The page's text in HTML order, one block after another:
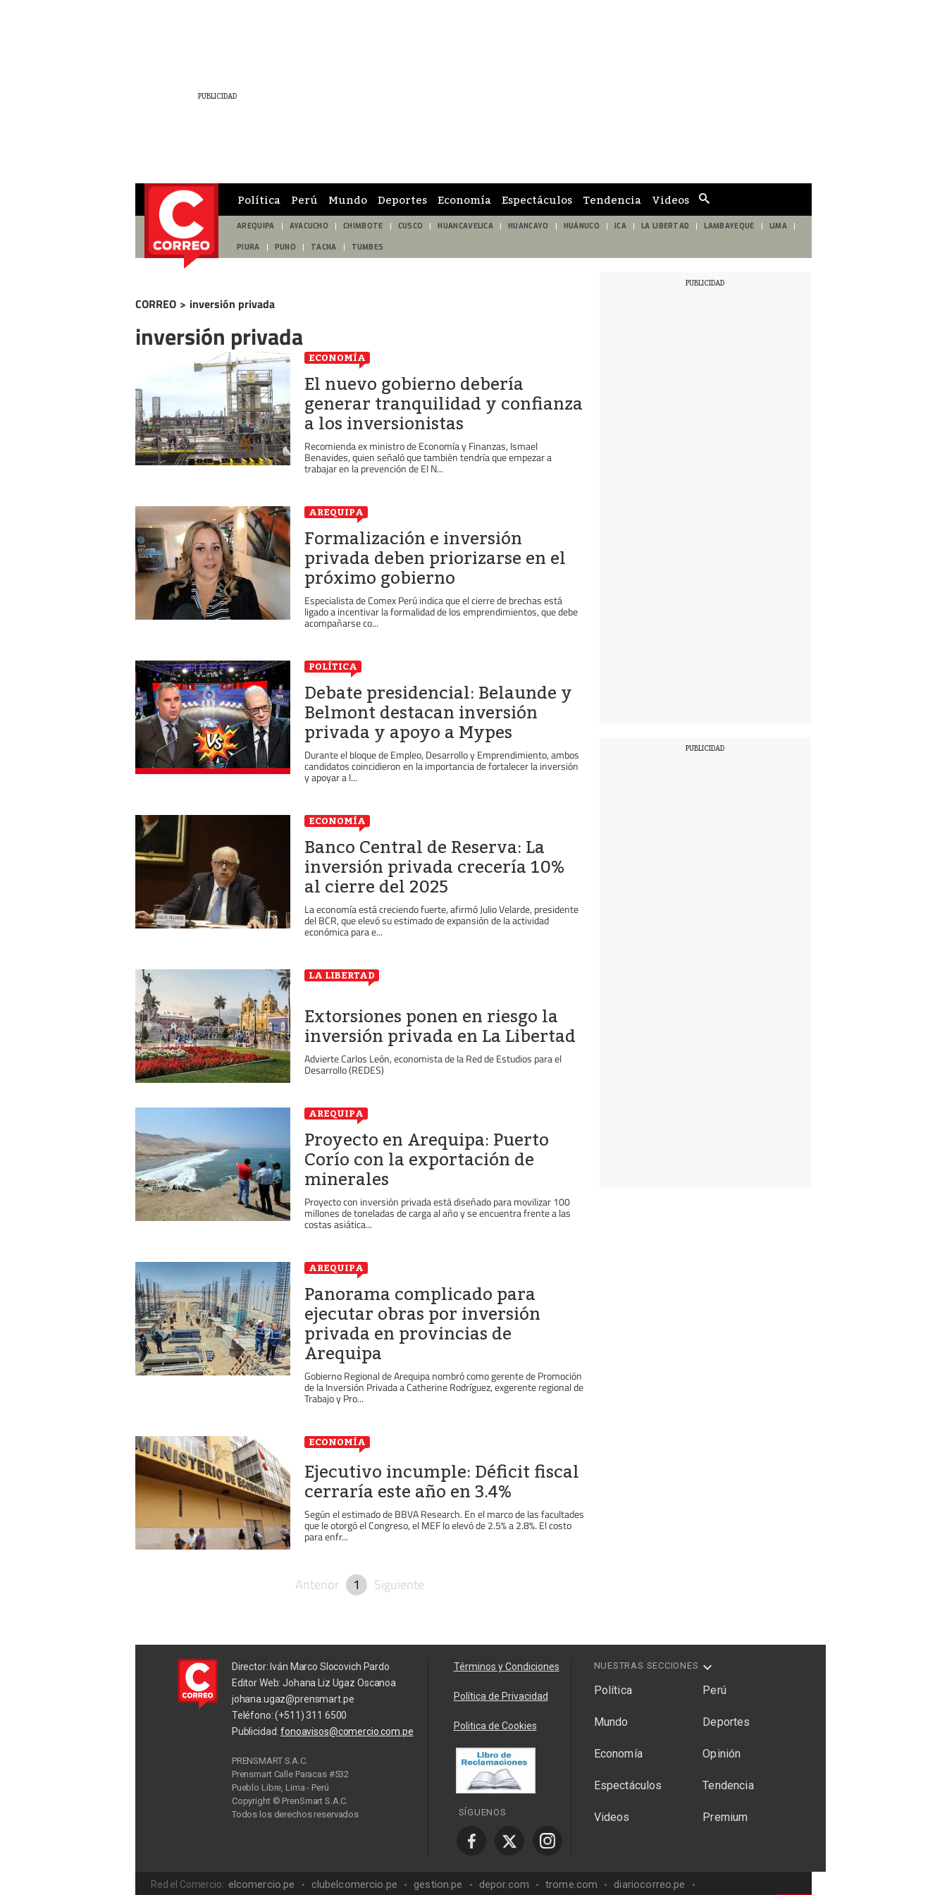
de
búsqueda
Política Perú Mundo Deportes Economía Espectáculos Tendencia Videos
AREQUIPA AYACUCHO CHIMBOTE CUSCO HUANCAVELICA HUANCAYO HUÁNUCO ICA LA LIBERTAD LAMBAYEQUE LIMA
PIURA PUNO TACNA TUMBES
CORREO > inversión privada
inversión privada
ECONOMÍA
El nuevo gobierno debería
generar tranquilidad y confianza
a los inversionistas
Recomienda ex ministro de Economía y Finanzas, Ismael
Benavides, quien señaló que también tendría que empezar a
trabajar en la prevención de El N...
AREQUIPA
Formalización e inversión
privada deben priorizarse en el
próximo gobierno
Especialista de Comex Perú indica que el cierre de brechas está
ligado a incentivar la formalidad de los emprendimientos, que debe
acompañarse co...
POLÍTICA
Debate presidencial: Belaunde y
Belmont destacan inversión
privada y apoyo a Mypes
Durante el bloque de Empleo, Desarrollo y Emprendimiento, ambos
candidatos coincidieron en la importancia de fortalecer la inversión
y apoyar a l...
ECONOMÍA
Banco Central de Reserva: La
inversión privada crecería 10%
al cierre del 2025
La economía está creciendo fuerte, afirmó Julio Velarde, presidente
del BCR, que elevó su estimado de expansión de la actividad
económica para e...
LA LIBERTAD
Extorsiones ponen en riesgo la
inversión privada en La Libertad
Advierte Carlos León, economista de la Red de Estudios para el
Desarrollo (REDES)
AREQUIPA
Proyecto en Arequipa: Puerto
Corío con la exportación de
minerales
Proyecto con inversión privada está diseñado para movilizar 100
millones de toneladas de carga al año y se encuentra frente a las
costas asiática...
AREQUIPA
Panorama complicado para
ejecutar obras por inversión
privada en provincias de
Arequipa
Gobierno Regional de Arequipa nombró como gerente de Promoción
de la Inversión Privada a Catherine Rodríguez, exgerente regional de
Trabajo y Pro...
ECONOMÍA
Ejecutivo incumple: Déficit fiscal
cerraría este año en 3.4%
Según el estimado de BBVA Research. En el marco de las facultades
que le otorgó el Congreso, el MEF lo elevó de 2.5% a 2.8%. El costo
para enfr...
Anterior 1 Siguiente
Director: Iván Marco Slocovich Pardo
Editor Web: Johana Liz Ugaz Oscanoa
johana.ugaz@prensmart.pe
Teléfono: (+511) 311 6500
Publicidad:fonoavisos@comercio.com.pe
PRENSMART S.A.C.
Prensmart Calle Paracas #532
Pueblo Libre, Lima - Perú
Copyright © PrenSmart S.A.C.
Todos los derechos reservados
Términos y Condiciones
Política de Privacidad
Politica de Cookies
SÍGUENOS
NUESTRAS SECCIONES
Política Perú
Mundo Deportes
Economía Opinión
Espectáculos Tendencia
Videos Premium
Red el Comercio: elcomercio.pe clubelcomercio.pe gestion.pe depor.com trome.com diariocorreo.pe